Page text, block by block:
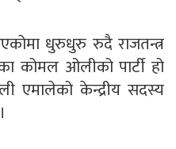
धुरुधुरु रुदै राजतन्त्र
कोमल ओलीको पार्टी हो
केन्द्रीय सदस्य